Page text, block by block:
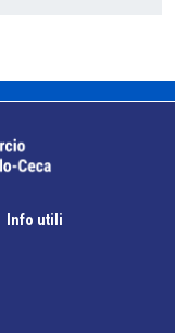
Info utili